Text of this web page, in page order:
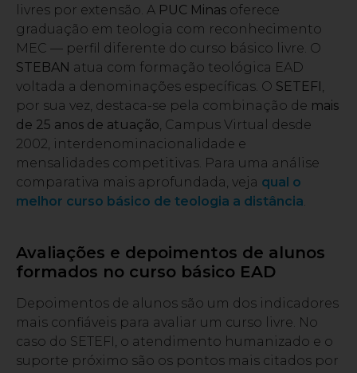
livres por extensão. A PUC Minas oferece
graduação em teologia com reconhecimento
MEC — perfil diferente do curso básico livre. O
STEBAN atua com formação teológica EAD
voltada a denominações específicas. O SETEFI,
por sua vez, destaca-se pela combinação de mais
de 25 anos de atuação, Campus Virtual desde
2002, interdenominacionalidade e
mensalidades competitivas. Para uma análise
comparativa mais aprofundada, veja qual o
melhor curso básico de teologia a distância.
Avaliações e depoimentos de alunos
formados no curso básico EAD
Depoimentos de alunos são um dos indicadores
mais confiáveis para avaliar um curso livre. No
caso do SETEFI, o atendimento humanizado e o
suporte próximo são os pontos mais citados por